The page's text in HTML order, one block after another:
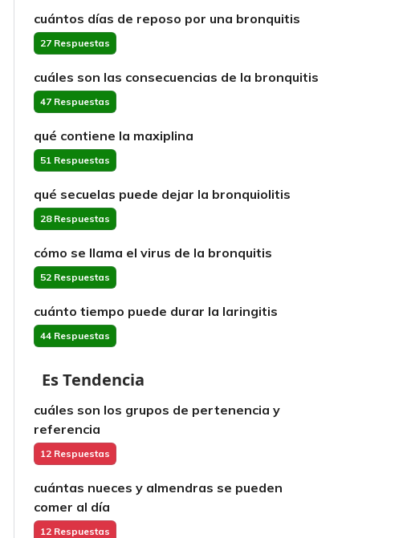
cuántos días de reposo por una bronquitis
27 Respuestas
cuáles son las consecuencias de la bronquitis
47 Respuestas
qué contiene la maxiplina
51 Respuestas
qué secuelas puede dejar la bronquiolitis
28 Respuestas
cómo se llama el virus de la bronquitis
52 Respuestas
cuánto tiempo puede durar la laringitis
44 Respuestas
Es Tendencia
cuáles son los grupos de pertenencia y
referencia
12 Respuestas
cuántas nueces y almendras se pueden
comer al día
12 Respuestas